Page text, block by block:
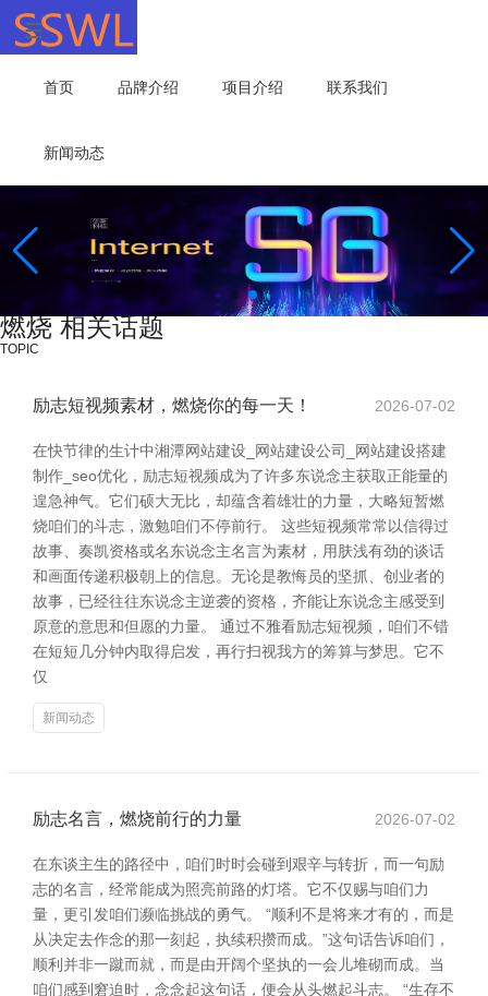
首页 品牌介绍 项目介绍 联系我们
新闻动态
燃烧 相关话题
TOPIC
励志短视频素材，燃烧你的每一天！ 2026-07-02
在快节律的生计中湘潭网站建设_网站建设公司_网站建设搭建
制作_seo优化，励志短视频成为了许多东说念主获取正能量的
遑急神气。它们硕大无比，却蕴含着雄壮的力量，大略短暂燃
烧咱们的斗志，激勉咱们不停前行。 这些短视频常常以信得过
故事、奏凯资格或名东说念主名言为素材，用肤浅有劲的谈话
和画面传递积极朝上的信息。无论是教悔员的坚抓、创业者的
故事，已经往往东说念主逆袭的资格，齐能让东说念主感受到
原意的意思和但愿的力量。 通过不雅看励志短视频，咱们不错
在短短几分钟内取得启发，再行扫视我方的筹算与梦思。它不
仅
新闻动态
励志名言，燃烧前行的力量 2026-07-02
在东谈主生的路径中，咱们时时会碰到艰辛与转折，而一句励
志的名言，经常能成为照亮前路的灯塔。它不仅赐与咱们力
量，更引发咱们濒临挑战的勇气。 “顺利不是将来才有的，而是
从决定去作念的那一刻起，执续积攒而成。”这句话告诉咱们，
顺利并非一蹴而就，而是由开阔个坚执的一会儿堆砌而成。当
咱们感到窘迫时，念念起这句话，便会从头燃起斗志。 “生存不